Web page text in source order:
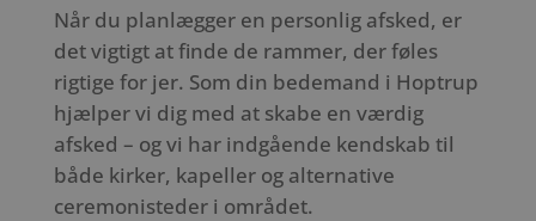
Når du planlægger en personlig afsked, er
det vigtigt at finde de rammer, der føles
rigtige for jer. Som din bedemand i Hoptrup
hjælper vi dig med at skabe en værdig
afsked – og vi har indgående kendskab til
både kirker, kapeller og alternative
ceremonisteder i området.